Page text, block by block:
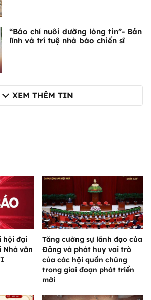
“Báo chí nuôi dưỡng lòng tin”- Bản
lĩnh và trí tuệ nhà báo chiến sĩ
XEM THÊM TIN
hội đại
Nhà văn
Tăng cường sự lãnh đạo của
Đảng và phát huy vai trò
của các hội quần chúng
trong giai đoạn phát triển
mới